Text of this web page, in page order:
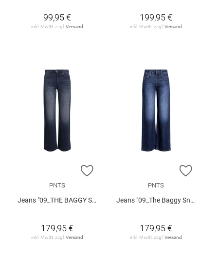
99,95 €
inkl. MwSt. zzgl. Versand
199,95 €
inkl. MwSt. zzgl. Versand
ZUR WUNSCHLISTE HINZUFÜGEN
PNTS
Jeans "09_THE BAGGY SNOS"
179,95 €
inkl. MwSt. zzgl. Versand
ZUR
PNTS
Jeans "09_The Baggy Snos"
179,95 €
inkl. MwSt. zzgl. Versand